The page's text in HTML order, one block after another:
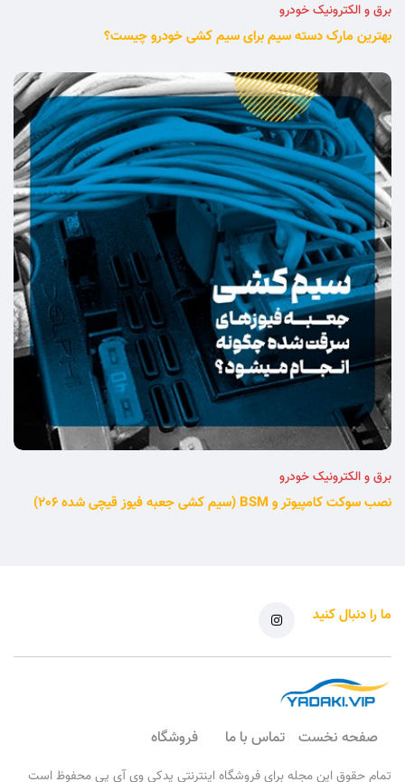
برق و الکترونیک خودرو
بهترین مارک دسته سیم برای سیم کشی خودرو چیست؟
برق و الکترونیک خودرو
نصب سوکت کامپیوتر و BSM (سیم کشی جعبه فیوز قیچی شده 206)
ما را دنبال کنید
صفحه نخست تماس با ما فروشگاه
تمام حقوق این مجله برای فروشگاه اینترنتی یدکی وی آی پی محفوظ است